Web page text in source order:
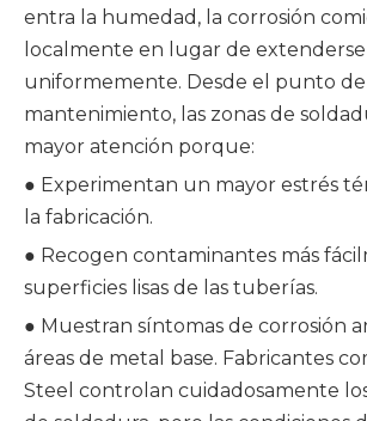
entra la humedad, la corrosión
localmente en lugar de extenderse
uniformemente. Desde el punto de
mantenimiento, las zonas de
mayor atención porque:
● Experimentan un mayor estrés
la fabricación.
● Recogen contaminantes más
superficies lisas de las tuberías.
● Muestran síntomas de corrosión
áreas de metal base. Fabricantes
Steel controlan cuidadosamente